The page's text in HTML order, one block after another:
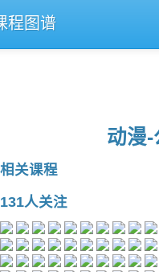
程图谱
动漫-
相关课程
131人关注